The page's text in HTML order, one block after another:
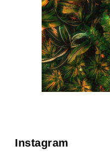
Instagram